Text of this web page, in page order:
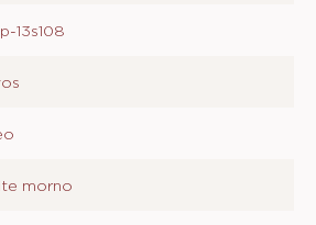
13s108
morno